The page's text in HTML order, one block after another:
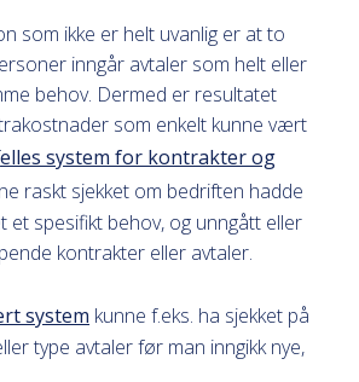
som ikke er helt uvanlig er at to
inngår avtaler som helt eller
behov. Dermed er resultatet
som enkelt kunne vært
elles system for kontrakter og
raskt sjekket om bedriften hadde
et spesifikt behov, og unngått eller
kontrakter eller avtaler.
system kunne f.eks. ha sjekket på
type avtaler før man inngikk nye,